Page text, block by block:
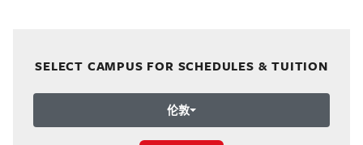
SELECT CAMPUS FOR SCHEDULES & TUITION
伦敦